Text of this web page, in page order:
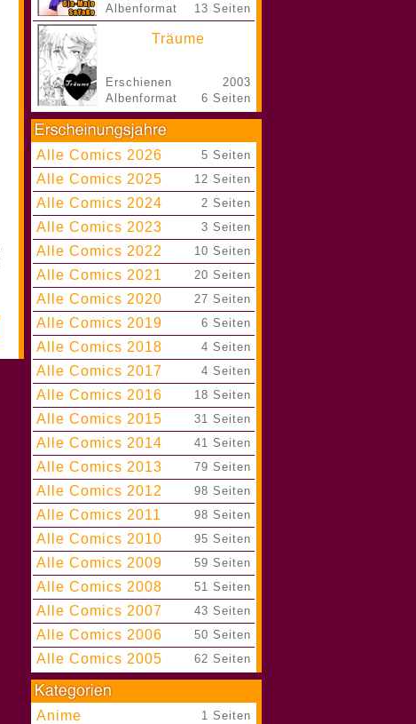
Albenformat
13 Seiten
Träume
Erschienen
Albenformat
2003
6 Seiten
Alle Comics 2026 5 Seiten
Alle Comics 2025 12 Seiten
Alle Comics 2024 2 Seiten
Alle Comics 2023 3 Seiten
Alle Comics 2022 10 Seiten
Alle Comics 2021 20 Seiten
Alle Comics 2020 27 Seiten
Alle Comics 2019 6 Seiten
Alle Comics 2018 4 Seiten
Alle Comics 2017 4 Seiten
Alle Comics 2016 18 Seiten
Alle Comics 2015 31 Seiten
Alle Comics 2014 41 Seiten
Alle Comics 2013 79 Seiten
Alle Comics 2012 98 Seiten
Alle Comics 2011 98 Seiten
Alle Comics 2010 95 Seiten
Alle Comics 2009 59 Seiten
Alle Comics 2008 51 Seiten
Alle Comics 2007 43 Seiten
Alle Comics 2006 50 Seiten
Alle Comics 2005 62 Seiten
Anime 1 Seiten